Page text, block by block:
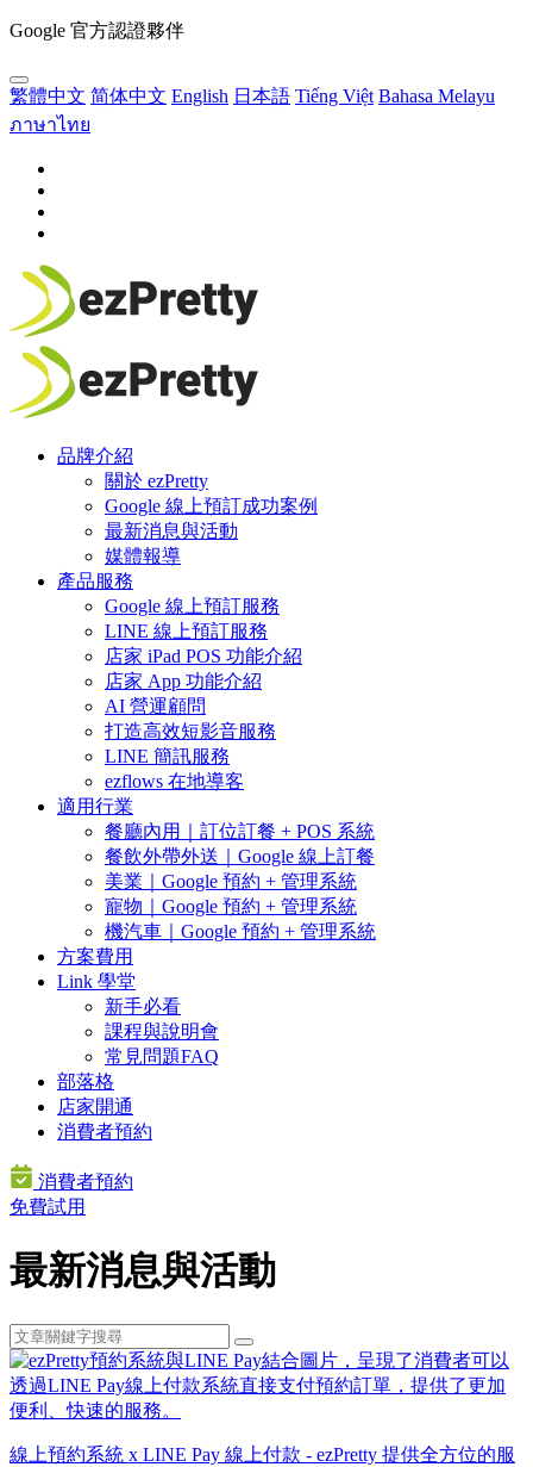
Google 官方認證夥伴
繁體中文 简体中文 English 日本語 Tiếng Việt Bahasa Melayu
ภาษาไทย
品牌介紹
關於 ezPretty
Google 線上預訂成功案例
最新消息與活動
媒體報導
產品服務
Google 線上預訂服務
LINE 線上預訂服務
店家 iPad POS 功能介紹
店家 App 功能介紹
AI 營運顧問
打造高效短影音服務
LINE 簡訊服務
ezflows 在地導客
適用行業
餐廳內用｜訂位訂餐 + POS 系統
餐飲外帶外送｜Google 線上訂餐
美業｜Google 預約 + 管理系統
寵物｜Google 預約 + 管理系統
機汽車｜Google 預約 + 管理系統
方案費用
Link 學堂
新手必看
課程與說明會
常見問題FAQ
部落格
店家開通
消費者預約
消費者預約
免費試用
最新消息與活動
線上預約系統 x LINE Pay 線上付款 - ezPretty 提供全方位的服